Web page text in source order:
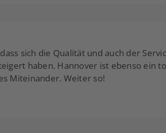
sich die Qualität und auch der
haben. Hannover ist ebenso ein
Miteinander. Weiter so!